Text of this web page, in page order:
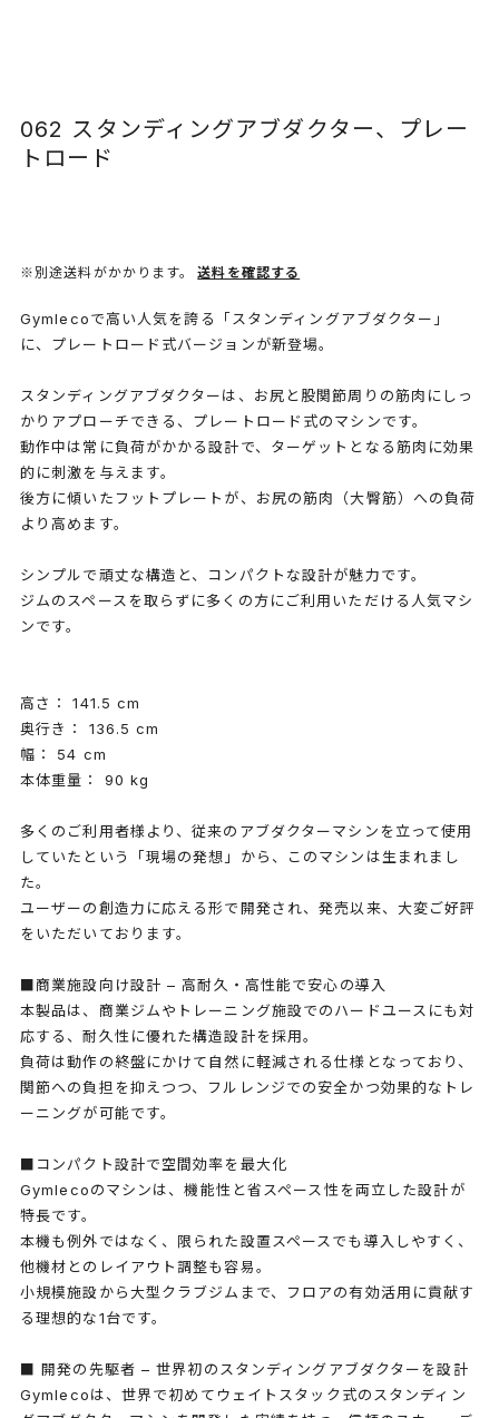
062 スタンディングアブダクター、プレー
トロード
※別途送料がかかります。 送料を確認する
Gymlecoで高い人気を誇る「スタンディングアブダクター」
に、プレートロード式バージョンが新登場。
スタンディングアブダクターは、お尻と股関節周りの筋肉にしっ
かりアプローチできる、プレートロード式のマシンです。
動作中は常に負荷がかかる設計で、ターゲットとなる筋肉に効果
的に刺激を与えます。
後方に傾いたフットプレートが、お尻の筋肉（大臀筋）への負荷
より高めます。
シンプルで頑丈な構造と、コンパクトな設計が魅力です。
ジムのスペースを取らずに多くの方にご利用いただける人気マシ
ンです。
高さ： 141.5 cm
奥行き： 136.5 cm
幅： 54 cm
本体重量： 90 kg
多くのご利用者様より、従来のアブダクターマシンを立って使用
していたという「現場の発想」から、このマシンは生まれまし
た。
ユーザーの創造力に応える形で開発され、発売以来、大変ご好評
をいただいております。
■商業施設向け設計 – 高耐久・高性能で安心の導入
本製品は、商業ジムやトレーニング施設でのハードユースにも対
応する、耐久性に優れた構造設計を採用。
負荷は動作の終盤にかけて自然に軽減される仕様となっており、
関節への負担を抑えつつ、フルレンジでの安全かつ効果的なトレ
ーニングが可能です。
■コンパクト設計で空間効率を最大化
Gymlecoのマシンは、機能性と省スペース性を両立した設計が
特長です。
本機も例外ではなく、限られた設置スペースでも導入しやすく、
他機材とのレイアウト調整も容易。
小規模施設から大型クラブジムまで、フロアの有効活用に貢献す
る理想的な1台です。
■ 開発の先駆者 – 世界初のスタンディングアブダクターを設計
Gymlecoは、世界で初めてウェイトスタック式のスタンディン